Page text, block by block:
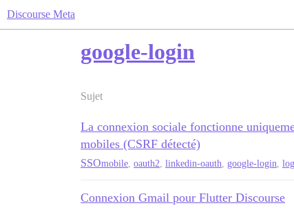
Discourse Meta
google-login
Sujet
La connexion sociale fonctionne
mobiles (CSRF détecté)
SSOmobile oauth2 linkedin-oauth google-login
Connexion Gmail pour Flutter Discourse